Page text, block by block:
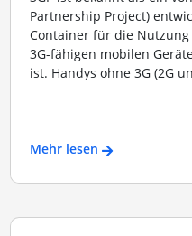
Partnership Project)
Container für die
3G-fähigen mobilen
ist. Handys ohne 3G (2G
Mehr lesen